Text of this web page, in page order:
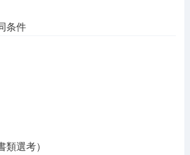
条件
類選考）